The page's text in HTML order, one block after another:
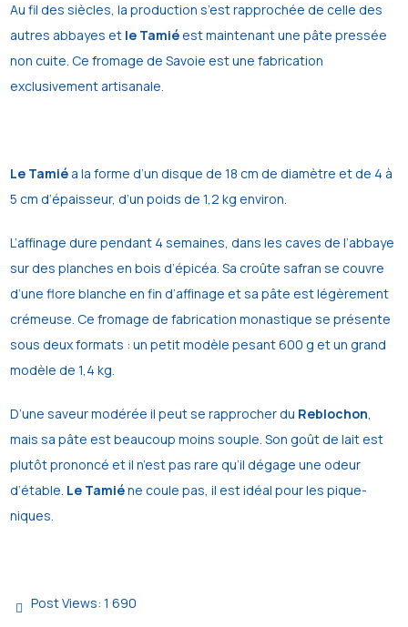
Au fil des siècles, la production s’est rapprochée de celle des
autres abbayes et le Tamiéest maintenant une pâte pressée
non cuite. Ce fromage de Savoie est une fabrication
exclusivement artisanale.
Le Tamié a la forme d’un disque de 18 cm de diamètre et de 4 à
5 cm d’épaisseur, d’un poids de 1,2 kg environ.
L’affinage dure pendant 4 semaines, dans les caves de l’abbaye
sur des planches en bois d’épicéa. Sa croûte safran se couvre
d’une flore blanche en fin d’affinage et sa pâte est légèrement
crémeuse. Ce fromage de fabrication monastique se présente
sous deux formats : un petit modèle pesant 600 g et un grand
modèle de 1,4 kg.
D’une saveur modérée il peut se rapprocher du Reblochon,
mais sa pâte est beaucoup moins souple. Son goût de lait est
plutôt prononcé et il n’est pas rare qu’il dégage une odeur
d’étable. Le Tamiéne coule pas, il est idéal pour les pique-
niques.
Post Views: 1 690